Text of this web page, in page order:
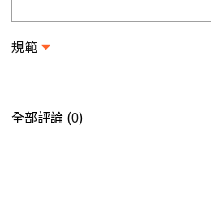
規範
全部評論 (0)